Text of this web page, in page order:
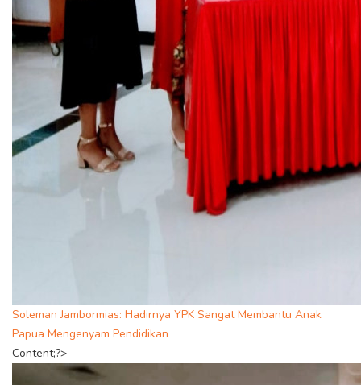
Soleman Jambormias: Hadirnya YPK Sangat Membantu Anak
Papua Mengenyam Pendidikan
Content;?>